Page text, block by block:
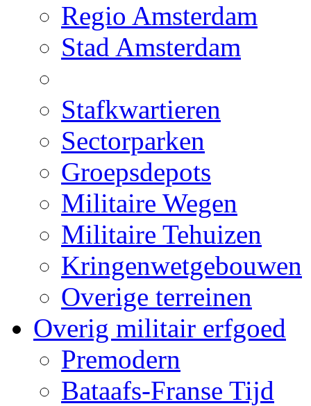
Regio Amsterdam
Stad Amsterdam
Stafkwartieren
Sectorparken
Groepsdepots
Militaire Wegen
Militaire Tehuizen
Kringenwetgebouwen
Overige terreinen
Overig militair erfgoed
Premodern
Bataafs-Franse Tijd